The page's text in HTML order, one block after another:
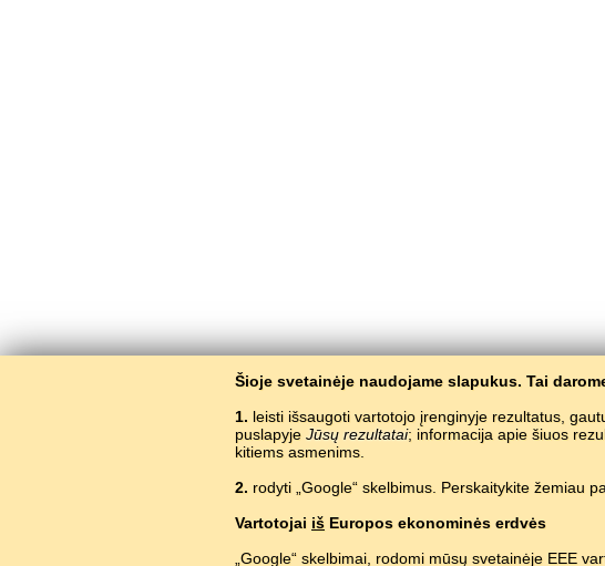
Šioje svetainėje naudojame slapukus. Tai
1. leisti išsaugoti vartotojo įrenginyje rezultatus,
puslapyje Jūsų rezultatai; informacija apie šiuos
kitiems asmenims.
2. rodyti „Google“ skelbimus. Perskaitykite žemiau
Vartotojai iš Europos ekonominės erdvės
„Google“ skelbimai, rodomi mūsų svetainėje EEE